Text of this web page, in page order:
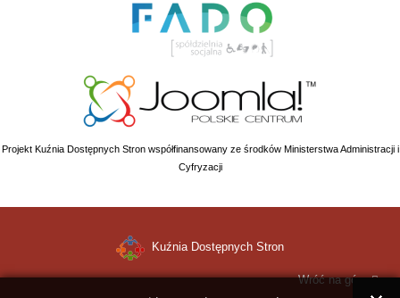
Projekt Kuźnia Dostępnych Stron współfinansowany ze środków Ministerstwa Administracji i
Cyfryzacji
Kuźnia Dostępnych Stron
Wróć na górę